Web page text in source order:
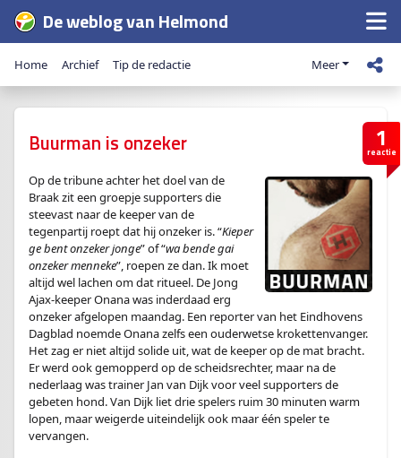
De weblog van Helmond
Home Archief Tip de redactie Meer
1
reactie
Buurman is onzeker
Op de tribune achter het doel van de
Braak zit een groepje supporters die
steevast naar de keeper van de
tegenpartij roept dat hij onzeker is. “Kieper
ge bent onzeker jonge” of “wa bende gai
onzeker menneke”, roepen ze dan. Ik moet
altijd wel lachen om dat ritueel. De Jong
Ajax-keeper Onana was inderdaad erg
onzeker afgelopen maandag. Een reporter van het Eindhovens
Dagblad noemde Onana zelfs een ouderwetse krokettenvanger.
Het zag er niet altijd solide uit, wat de keeper op de mat bracht.
Er werd ook gemopperd op de scheidsrechter, maar na de
nederlaag was trainer Jan van Dijk voor veel supporters de
gebeten hond. Van Dijk liet drie spelers ruim 30 minuten warm
lopen, maar weigerde uiteindelijk ook maar één speler te
vervangen.